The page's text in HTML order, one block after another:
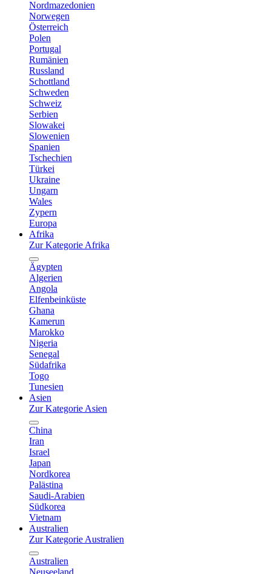
Nordmazedonien
Norwegen
Österreich
Polen
Portugal
Rumänien
Russland
Schottland
Schweden
Schweiz
Serbien
Slowakei
Slowenien
Spanien
Tschechien
Türkei
Ukraine
Ungarn
Wales
Zypern
Europa
Afrika
Zur Kategorie Afrika
Ägypten
Algerien
Angola
Elfenbeinküste
Ghana
Kamerun
Marokko
Nigeria
Senegal
Südafrika
Togo
Tunesien
Asien
Zur Kategorie Asien
China
Iran
Israel
Japan
Nordkorea
Palästina
Saudi-Arabien
Südkorea
Vietnam
Australien
Zur Kategorie Australien
Australien
Neuseeland